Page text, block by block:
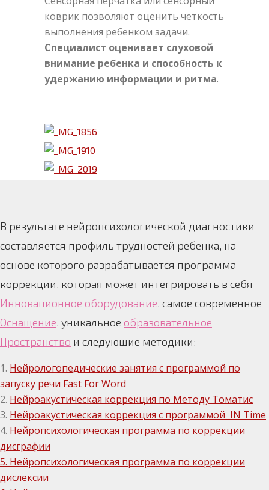
коврик позволяют оценить четкость
выполнения ребенком задачи.
Специалист оценивает слуховой
внимание ребенка и способность к
удержанию информации и ритма.
В результате нейропсихологической диагностики
составляется профиль трудностей ребенка, на
основе которого разрабатывается программа
коррекции, которая может интегрировать в себя
Инновационное оборудование, самое современное
Оснащение, уникальное образовательное
Пространство и следующие методики:
1. Нейрологопедические занятия с программой по
запуску речи Fast For Word
2. Нейроакустическая коррекция по Методу Томатис
3. Нейроакустическая коррекция с программой IN Time
4. Нейропсихологическая программа по коррекции
дисграфии
5. Нейропсихологическая программа по коррекции
дислексии